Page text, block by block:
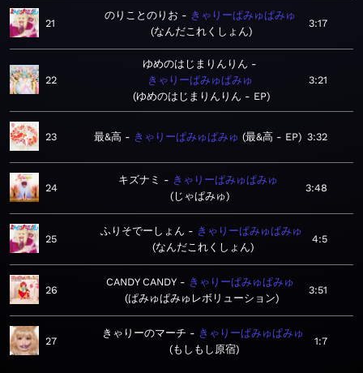
21
のりことのりお
きゃりーぱみゅぱみゅ
なんだこれくしょん
3:17
22
ゆめのはじまりんりん
きゃりーぱみゅぱみゅ
ゆめのはじまりんりん - EP
3:21
23 最&高 きゃりーぱみゅぱみゅ 最&高 - EP 3:32
24
キズナミ
きゃりーぱみゅぱみゅ
じゃぱみゅ
3:48
25
ふりそでーしょん
きゃりーぱみゅぱみゅ
なんだこれくしょん
4:5
26
CANDY CANDY
きゃりーぱみゅぱみゅ
ぱみゅぱみゅレボリューション
3:51
27
きゃりーのマーチ
きゃりーぱみゅぱみゅ
もしもし原宿
1:7